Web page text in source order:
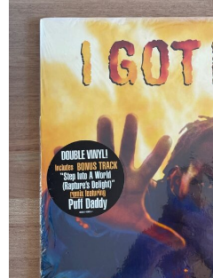
GGについて
買取について
取り置きなどについて
Categories
New Arrivals
新譜
GG RECORD （当店のレーベル）